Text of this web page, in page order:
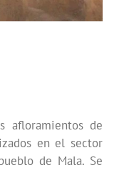
afloramientos de
en el sector
de Mala. Se